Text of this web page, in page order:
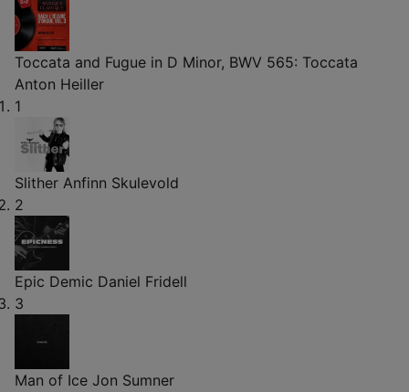
Toccata and Fugue in D Minor, BWV 565: Toccata
Anton Heiller
1
Slither Anfinn Skulevold
2
Epic Demic Daniel Fridell
3
Man of Ice Jon Sumner